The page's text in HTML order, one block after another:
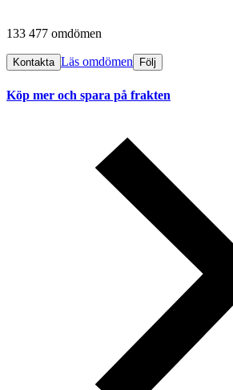
133 477 omdömen
Kontakta Läs omdömen Följ
Köp mer och spara på frakten